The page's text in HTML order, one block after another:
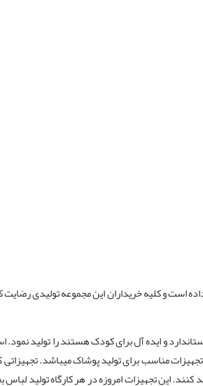
است و کلیه خریداران این مجموعه تولیدی رضایت
و ایده آل برای کودک هستند را تولید نمود.
مناسب برای تولید پوشاک میباشد. تجهیزاتی
این تجهیزات امروزه در هر کارگاه تولید لباس